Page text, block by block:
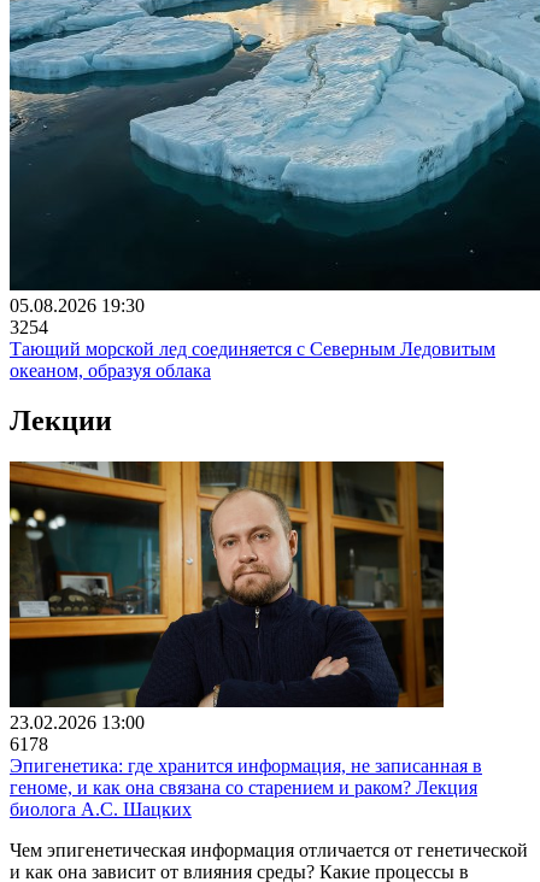
05.08.2026 19:30
3254
Тающий морской лед соединяется с Северным Ледовитым
океаном, образуя облака
Лекции
23.02.2026 13:00
6178
Эпигенетика: где хранится информация, не записанная в
геноме, и как она связана со старением и раком? Лекция
биолога А.С. Шацких
Чем эпигенетическая информация отличается от генетической
и как она зависит от влияния среды? Какие процессы в